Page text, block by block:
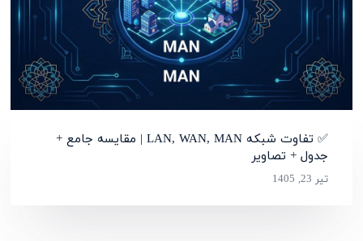
✅ تفاوت شبکه LAN, WAN, MAN | مقایسه جامع +
جدول + تصاویر
تیر 23, 1405